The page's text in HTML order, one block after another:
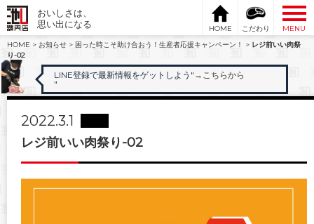
おいしさは、
思い出になる
HOME こだわり
MENU
HOME > お知らせ > 困った時こそ助け合おう！生産者応援キャンペーン！ > レジ前いい肉祭
り-02
LINE登録で最新情報をゲットしよう" →こちらから
"
2022.3.1
レジ前いい肉祭り-02